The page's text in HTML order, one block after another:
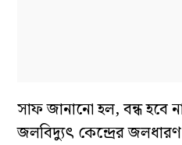
সাফ জানানো হল, বন্ধ হবে
জলবিদ্যুৎ কেন্দ্রের জলধারণ